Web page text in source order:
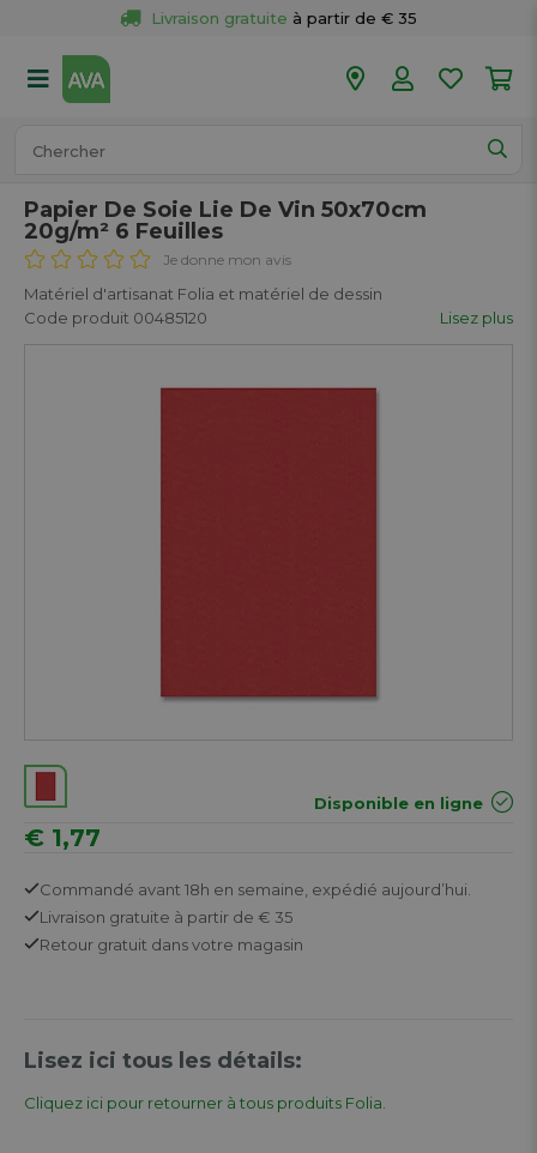
Livraison gratuite à partir de € 35
50 magasins
Papier De Soie Lie De Vin 50x70cm
20g/m² 6 Feuilles
Je donne mon avis
Matériel d'artisanat Folia et matériel de dessin
Code produit 00485120
Lisez plus
Disponible en ligne
€ 1,77
Commandé avant 18h en semaine, expédié aujourd’hui.
Livraison gratuite à partir de € 35
Retour gratuit dans votre magasin
Lisez ici tous les détails:
Cliquez ici pour retourner à tous produits Folia.